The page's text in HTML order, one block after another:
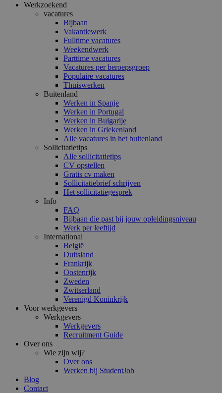
Werkzoekend
vacatures
Bijbaan
Vakantiewerk
Fulltime vacatures
Weekendwerk
Parttime vacatures
Vacatures per beroepsgroep
Populaire vacatures
Thuiswerken
Buitenland
Werken in Spanje
Werken in Portugal
Werken in Bulgarije
Werken in Griekenland
Alle vacatures in het buitenland
Sollicitatietips
Alle sollicitatietips
CV opstellen
Gratis cv maken
Sollicitatiebrief schrijven
Het sollicitatiegesprek
Info
FAQ
Bijbaan die past bij jouw opleidingsniveau
Werk per leeftijd
International
België
Duitsland
Frankrijk
Oostenrijk
Zweden
Zwitserland
Verenigd Koninkrijk
Voor werkgevers
Werkgevers
Werkgevers
Recruitment Guide
Over ons
Wie zijn wij?
Over ons
Werken bij StudentJob
Blog
Contact